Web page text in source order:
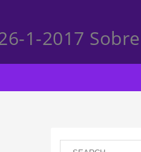
1-2017